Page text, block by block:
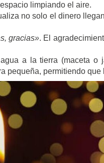
limpiando el aire.
no solo el dinero
gracias». El
a la tierra (maceta o
pequeña, permitiendo que